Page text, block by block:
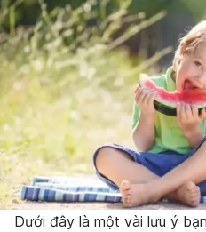
Dưới đây là một vài lưu ý